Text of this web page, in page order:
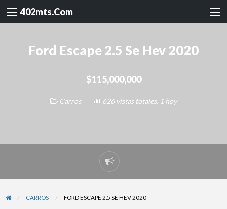
402mts.Com
Ford Escape 2.5 Se Hev 2020
$115,000,000
Carros 626 vistas totales, 1 hoy
Reportar
problema
CARROS FORD ESCAPE 2.5 SE HEV 2020